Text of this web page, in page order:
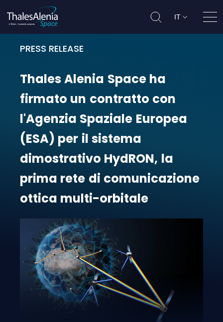
IT
PRESS RELEASE
Thales Alenia Space ha firmato
ThalesAlenia Space ha
firmato un contratto con
l'Agenzia Spaziale Europea
(ESA) per il sistema
dimostrativo HydRON, la
prima rete di comunicazione
ottica multi-orbitale